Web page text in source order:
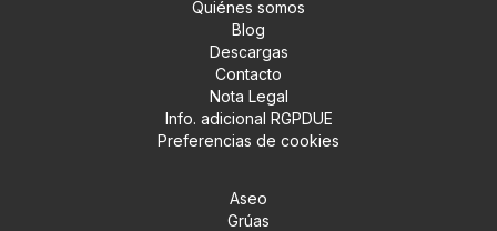
Quiénes somos
Blog
Descargas
Contacto
Nota Legal
Info. adicional RGPDUE
Preferencias de cookies
Aseo
Grúas